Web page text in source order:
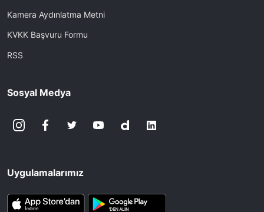
Kamera Aydınlatma Metni
KVKK Başvuru Formu
RSS
Sosyal Medya
Uygulamalarımız